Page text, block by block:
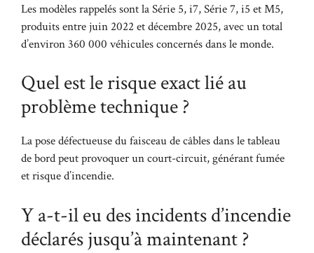
Les modèles rappelés sont la Série 5, i7, Série 7, i5 et M5,
produits entre juin 2022 et décembre 2025, avec un total
d’environ 360 000 véhicules concernés dans le monde.
Quel est le risque exact lié au
problème technique ?
La pose défectueuse du faisceau de câbles dans le tableau
de bord peut provoquer un court-circuit, générant fumée
et risque d’incendie.
Y a-t-il eu des incidents d’incendie
déclarés jusqu’à maintenant ?